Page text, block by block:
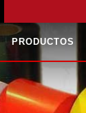
PRODUCTOS